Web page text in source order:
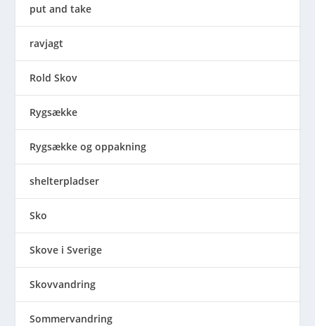
put and take
ravjagt
Rold Skov
Rygsække
Rygsække og oppakning
shelterpladser
Sko
Skove i Sverige
Skovvandring
Sommervandring